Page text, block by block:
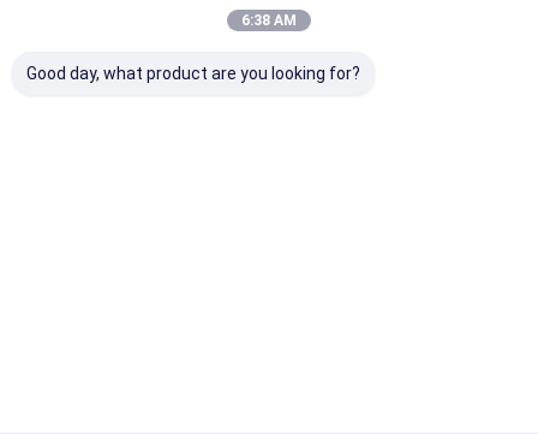
Detektor Kebocoran Cerdas
6:38 AM
Good day, what product are you looking for?